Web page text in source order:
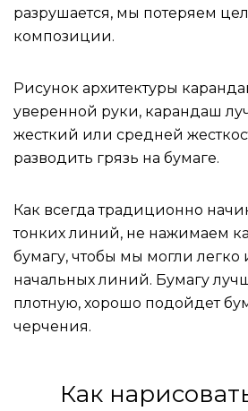
разрушается, мы потеряем
композиции.
Рисунок архитектуры
уверенной руки, карандаш
жесткий или средней
разводить грязь на бумаге.
Как всегда традиционно
тонких линий, не нажимаем
бумагу, чтобы мы могли легко
начальных линий. Бумагу
плотную, хорошо подойдет
черчения.
Как